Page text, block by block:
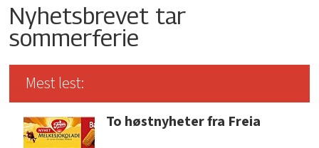
Nyhetsbrevet tar
sommerferie
Mest lest:
To høstnyheter fra Freia